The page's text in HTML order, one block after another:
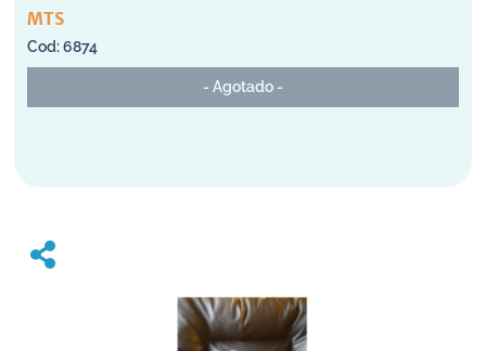
MTS
6874
- Agotado -